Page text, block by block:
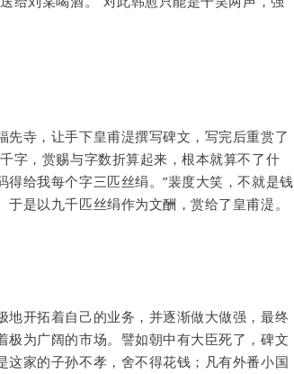
先寺，让手下皇甫湜撰写碑文，写完后重赏了
字，赏赐与字数折算起来，根本就算不了什
给我每个字三匹丝绢。”裴度大笑，不就是钱
是以九千匹丝绢作为文酬，赏给了 皇甫湜。
地开拓着自己的业务，并逐渐做大做强，最终
极为广阔的市场。譬如朝中有大臣死了，碑文
这家的子孙不孝，舍不得花钱；凡有外番小国